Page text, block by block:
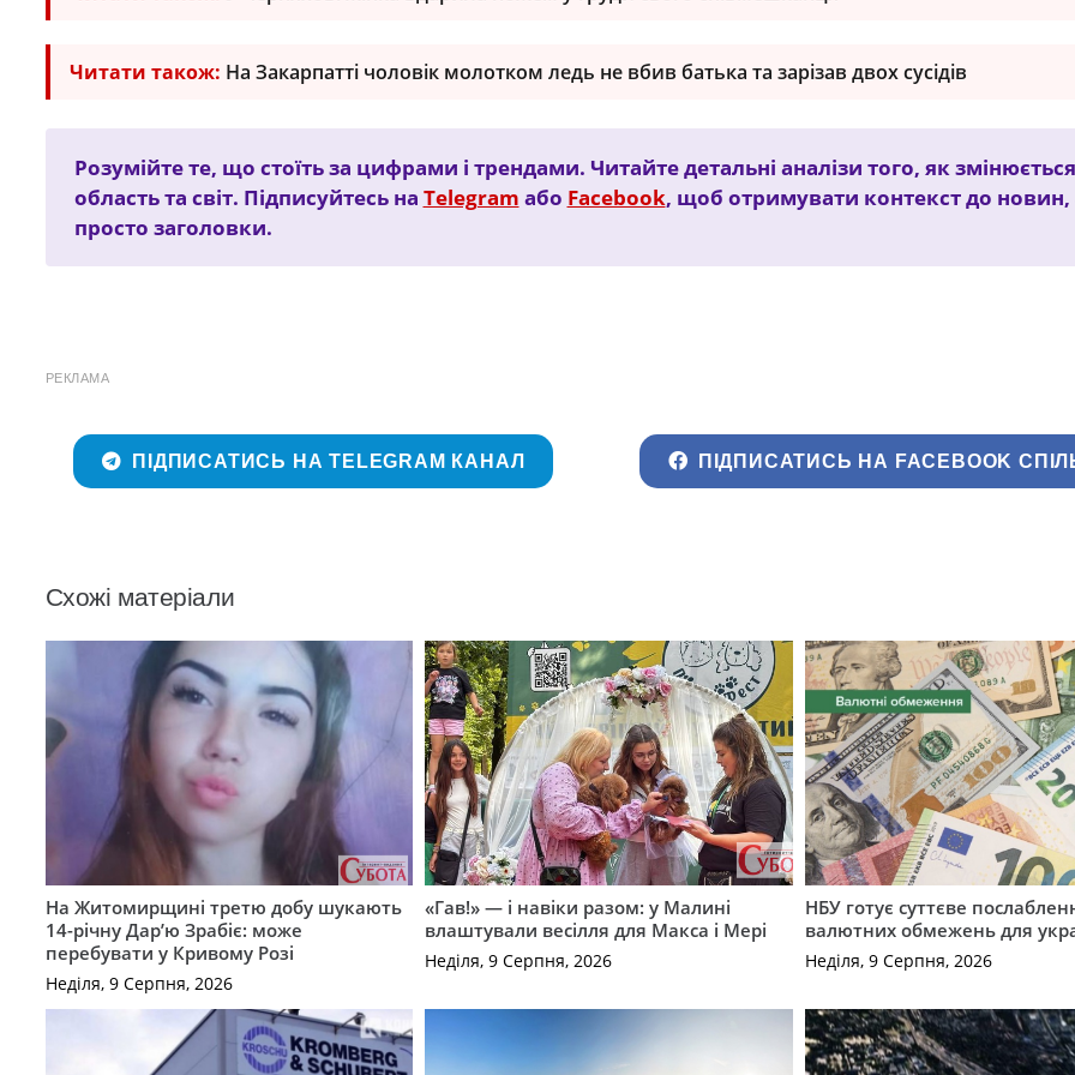
Читати також: На Закарпатті чоловік молотком ледь не вбив батька та зарізав двох сусідів
Розумійте те, що стоїть за цифрами і трендами. Читайте детальні аналізи того, як
область та світ. Підписуйтесь на Telegram або Facebook, щоб отримувати контекст до новин,
просто заголовки.
РЕКЛАМА
ПІДПИСАТИСЬ НА TELEGRAM КАНАЛ ПІДПИСАТИСЬ НА FACEBOOK
Схожі матеріали
На Житомирщині третю добу шукають
14-річну Дар’ю Зрабіє: може
перебувати у Кривому Розі
Неділя, 9 Серпня, 2026
«Гав!» — і навіки разом: у Малині
влаштували весілля для Макса і Мері
Неділя, 9 Серпня, 2026
НБУ готує суттєве
валютних обмежень для
Неділя, 9 Серпня, 2026